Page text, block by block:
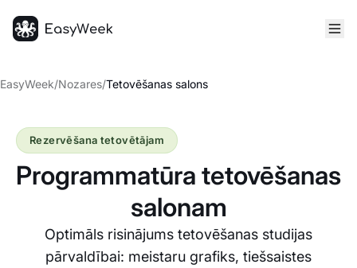
EasyWeek/Nozares/Tetovēšanas salons
Programmatūra tetovēšanas
salonam
Optimāls risinājums tetovēšanas studijas
pārvaldībai: meistaru grafiks, tiešsaistes
Rezervēšana tetovētājam